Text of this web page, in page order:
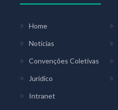
Home
Notícias
Convenções Coletivas
Jurídico
Intranet